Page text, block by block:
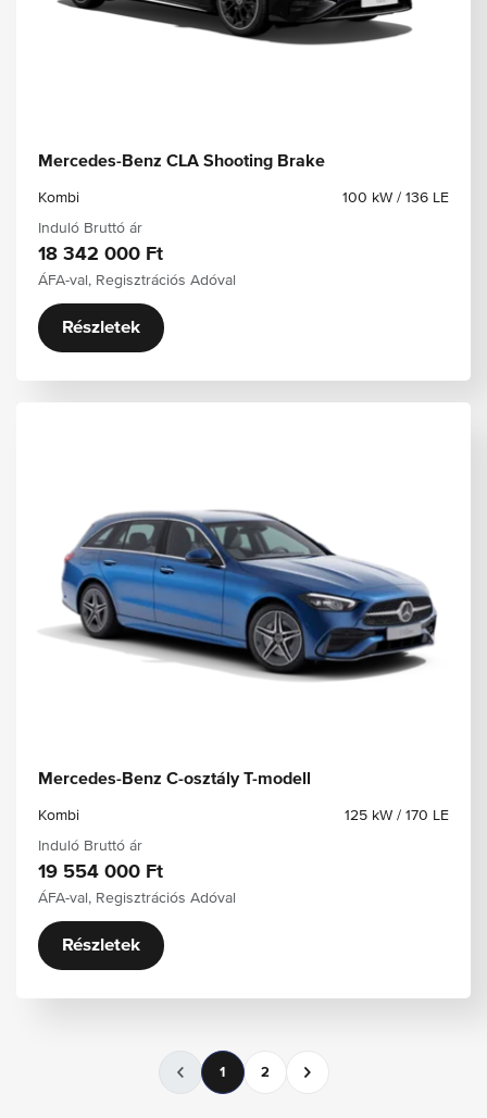
Mercedes-Benz CLA Shooting Brake
Kombi
100 kW / 136 LE
Induló Bruttó ár
18 342 000 Ft
ÁFA-val, Regisztrációs Adóval
Részletek
Mercedes-Benz C-osztály T-modell
Kombi
125 kW / 170 LE
Induló Bruttó ár
19 554 000 Ft
ÁFA-val, Regisztrációs Adóval
Részletek
1 2